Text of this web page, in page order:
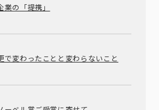
の「提携」
で変わったことと変わらないこと